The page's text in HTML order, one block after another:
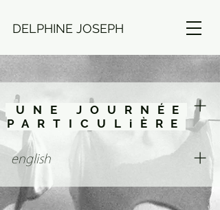
DELPHINE JOSEPH
hommage à Ettore Scola
english
Homage to Ettore Scola
UNE JOURNÉE
PARTICULiÈRE